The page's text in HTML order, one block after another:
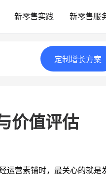
新零售实践 新零售服
定制 增长方案
价值评估
运营素铺时，最关心的就是